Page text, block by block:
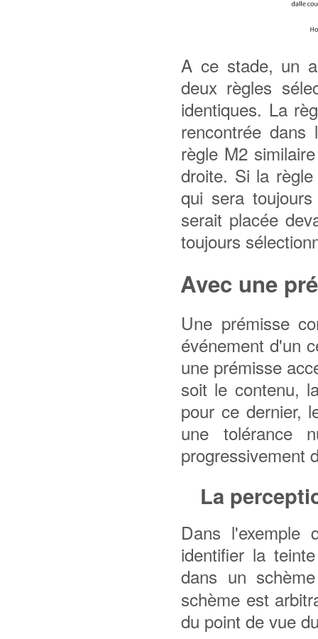
A ce stade, un
deux règles
identiques. La
rencontrée
règle M2
droite. Si la
qui sera
serait placée
toujours
Avec une
Une prémisse
événement d'un
une prémisse
soit le contenu,
pour ce dernier,
une tolérance
progressivement
La
Dans
identifier la
dans un
schème est
du point de vue